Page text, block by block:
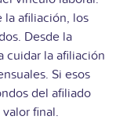
la afiliación, los
Desde la
cuidar la afiliación
Si esos
del afiliado
final.